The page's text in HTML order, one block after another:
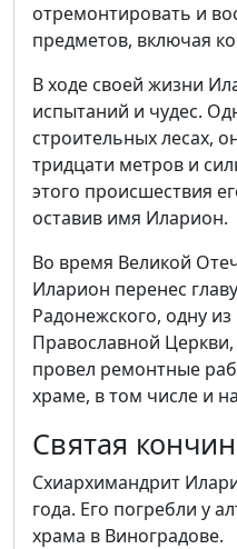
отремонтировать и
предметов, включая
В ходе своей жизни
испытаний и чудес.
строительных лесах,
тридцати метров и
этого происшествия
оставив имя Иларион.
Во время Великой
Иларион перенес
Радонежского, одну
Православной
провел ремонтные
храме, в том числе и
Святая
Схиархимандрит
года. Его погребли у
храма в Виноградове.